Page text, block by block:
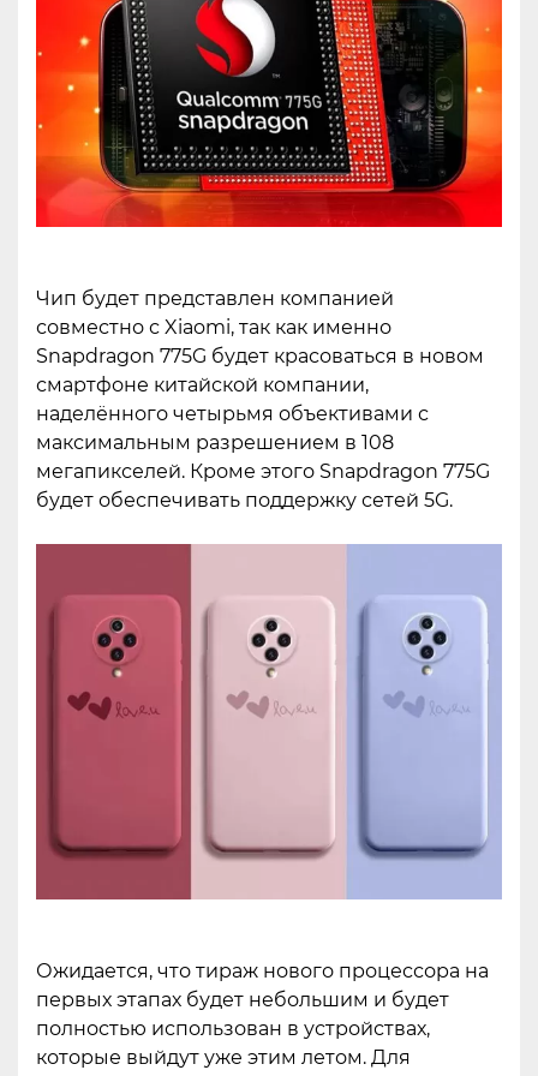
Чип будет представлен компанией
совместно с Xiaomi, так как именно
Snapdragon 775G будет красоваться в новом
смартфоне китайской компании,
наделённого четырьмя объективами с
максимальным разрешением в 108
мегапикселей. Кроме этого Snapdragon 775G
будет обеспечивать поддержку сетей 5G.
Ожидается, что тираж нового процессора на
первых этапах будет небольшим и будет
полностью использован в устройствах,
которые выйдут уже этим летом. Для